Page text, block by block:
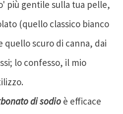
più gentile sulla tua pelle,
(quello classico bianco
scuro di canna, dai
lo confesso, il mio
di sodio è efficace